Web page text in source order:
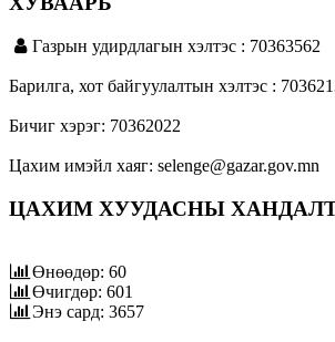
Газрын удирдлагын хэлтэс : 70363562
Барилга, хот байгуулалтын хэлтэс :
Бичиг хэрэг: 70362022
Цахим имэйл хаяг: selenge@gazar.gov.mn
ЦАХИМ ХУУДАСНЫ
Өнөөдөр: 60
Өчигдөр: 601
Энэ сард: 3657